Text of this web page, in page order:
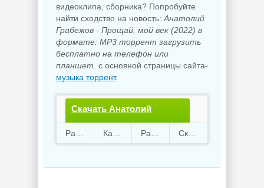
видеоклипа, сборника? Попробуйте
найти сходство на новость: Анатолий
Грабежов - Прощай, мой век (2022) в
формате: MP3 торрент загрузить
бесплатно на телефон или
планшет. с основной страницы сайта-
музыка торрент.
Скачать Анатолий
Грабежов - Прощай, мой
бесплатно
43 87 137.13 Mb